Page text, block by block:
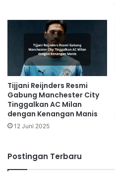
Tijjani Reijnders Resmi
Gabung Manchester City
Tinggalkan AC Milan
dengan Kenangan Manis
12 Juni 2025
Postingan Terbaru